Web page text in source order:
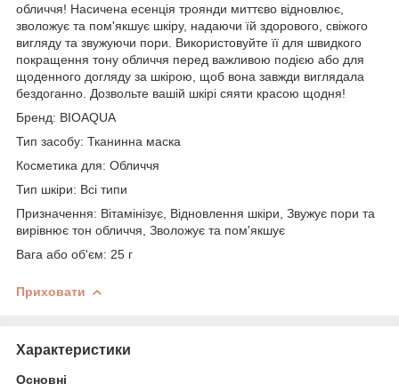
обличчя! Насичена есенція троянди миттєво відновлює,
зволожує та пом'якшує шкіру, надаючи їй здорового, свіжого
вигляду та звужуючи пори. Використовуйте її для швидкого
покращення тону обличчя перед важливою подією або для
щоденного догляду за шкірою, щоб вона завжди виглядала
бездоганно. Дозвольте вашій шкірі сяяти красою щодня!
Бренд: BIOAQUA
Тип засобу: Тканинна маска
Косметика для: Обличчя
Тип шкіри: Всі типи
Призначення: Вітамінізує, Відновлення шкіри, Звужує пори та
вирівнює тон обличчя, Зволожує та пом'якшує
Вага або об'єм: 25 г
Приховати
Характеристики
Основні